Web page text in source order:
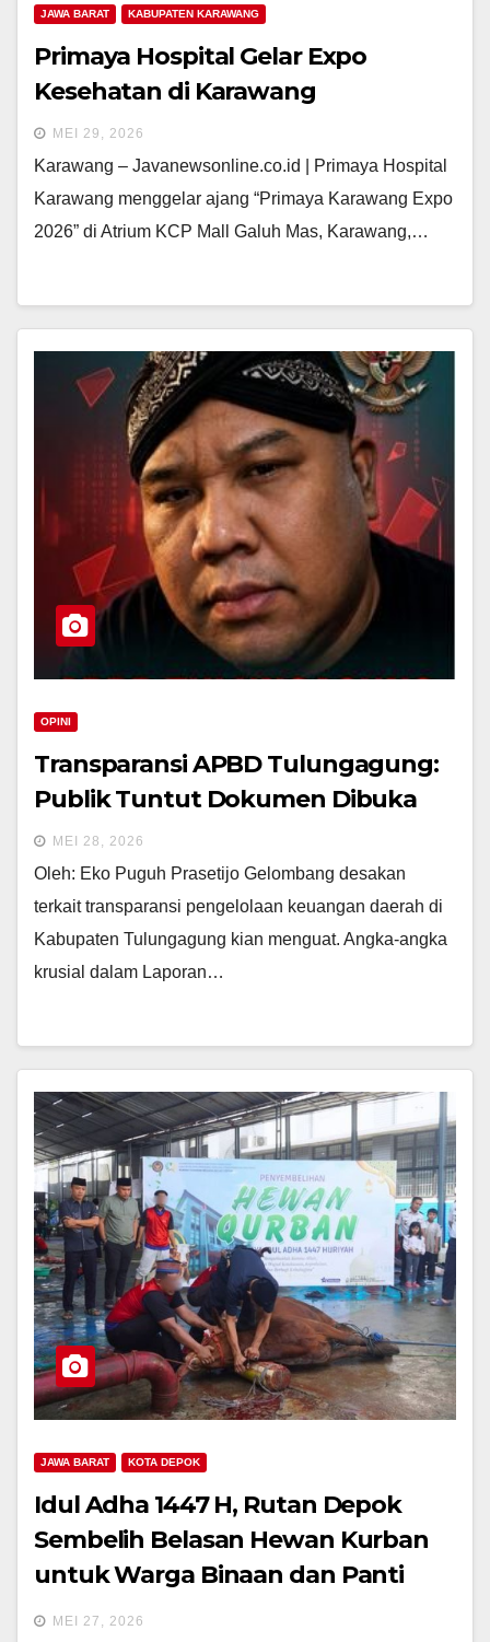
JAWA BARAT KABUPATEN KARAWANG
Primaya Hospital Gelar Expo
Kesehatan di Karawang
MEI 29, 2026
Karawang – Javanewsonline.co.id | Primaya Hospital
Karawang menggelar ajang “Primaya Karawang Expo
2026” di Atrium KCP Mall Galuh Mas, Karawang,…
OPINI
Transparansi APBD Tulungagung:
Publik Tuntut Dokumen Dibuka
MEI 28, 2026
Oleh: Eko Puguh Prasetijo Gelombang desakan
terkait transparansi pengelolaan keuangan daerah di
Kabupaten Tulungagung kian menguat. Angka-angka
krusial dalam Laporan…
JAWA BARAT KOTA DEPOK
Idul Adha 1447 H, Rutan Depok
Sembelih Belasan Hewan Kurban
untuk Warga Binaan dan Panti
Asuhan
MEI 27, 2026